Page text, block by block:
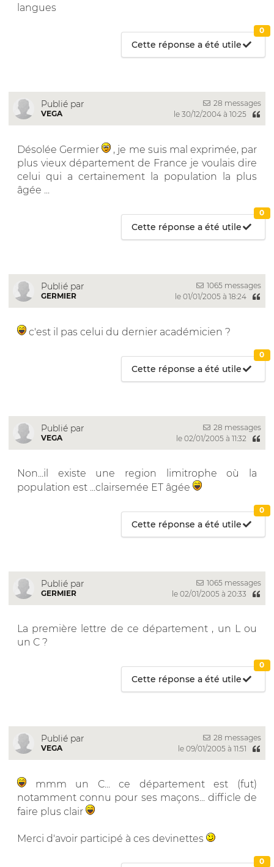
langues
Cette réponse a été utile
0
Publié par
VEGA
28 messages
le 30/12/2004 à 10:25
Désolée Germier
, je me suis mal exprimée, par
plus vieux département de France je voulais dire
celui qui a certainement la population la plus
âgée ...
Cette réponse a été utile
0
Publié par
GERMIER
1065 messages
le 01/01/2005 à 18:24
c'est il pas celui du dernier académicien ?
Cette réponse a été utile
0
Publié par
VEGA
28 messages
le 02/01/2005 à 11:32
Non...il existe une region limitrophe où la
population est ...clairsemée ET âgée
Cette réponse a été utile
0
Publié par
GERMIER
1065 messages
le 02/01/2005 à 20:33
La première lettre de ce département , un L ou
un C ?
Cette réponse a été utile
0
Publié par
VEGA
28 messages
le 09/01/2005 à 11:51
mmm un C... ce département est (fut)
notamment connu pour ses maçons... difficle de
faire plus clair
Merci d'avoir participé à ces devinettes
0